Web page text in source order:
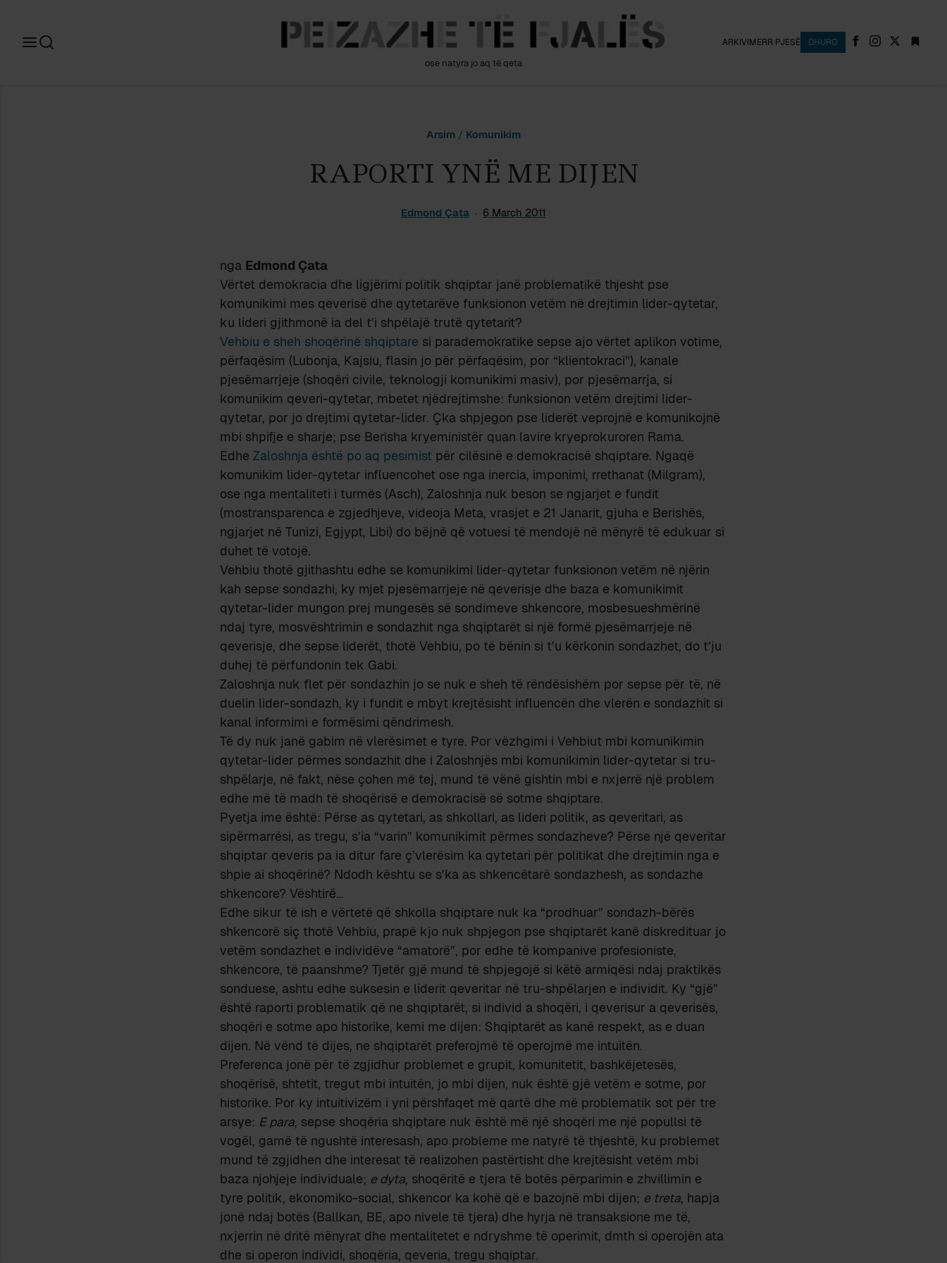
ose natyra jo aq të qeta
ARKIVIMERR PJESË DHURO
Arsim / Komunikim
RAPORTI YNË ME DIJEN
Edmond Çata 6 March 2011
nga Edmond Çata
Vërtet demokracia dhe ligjërimi politik shqiptar janë problematikë thjesht pse
komunikimi mes qeverisë dhe qytetarëve funksionon vetëm në drejtimin lider-qytetar,
ku lideri gjithmonë ia del t’i shpëlajë trutë qytetarit?
Vehbiu e sheh shoqërinë shqiptare si parademokratike sepse ajo vërtet aplikon votime,
përfaqësim (Lubonja, Kajsiu, flasin jo për përfaqësim, por “klientokraci”), kanale
pjesëmarrjeje (shoqëri civile, teknologji komunikimi masiv), por pjesëmarrja, si
komunikim qeveri-qytetar, mbetet njëdrejtimshe: funksionon vetëm drejtimi lider-
qytetar, por jo drejtimi qytetar-lider. Çka shpjegon pse liderët veprojnë e komunikojnë
mbi shpifje e sharje; pse Berisha kryeministër quan lavire kryeprokuroren Rama.
Edhe Zaloshnja është po aq pesimist për cilësinë e demokracisë shqiptare. Ngaqë
komunikim lider-qytetar influencohet ose nga inercia, imponimi, rrethanat (Milgram),
ose nga mentaliteti i turmës (Asch), Zaloshnja nuk beson se ngjarjet e fundit
(mostransparenca e zgjedhjeve, videoja Meta, vrasjet e 21 Janarit, gjuha e Berishës,
ngjarjet në Tunizi, Egjypt, Libi) do bëjnë që votuesi të mendojë në mënyrë të edukuar si
duhet të votojë.
Vehbiu thotë gjithashtu edhe se komunikimi lider-qytetar funksionon vetëm në njërin
kah sepse sondazhi, ky mjet pjesëmarrjeje në qeverisje dhe baza e komunikimit
qytetar-lider mungon prej mungesës së sondimeve shkencore, mosbesueshmërinë
ndaj tyre, mosvështrimin e sondazhit nga shqiptarët si një formë pjesëmarrjeje në
qeverisje, dhe sepse liderët, thotë Vehbiu, po të bënin si t’u kërkonin sondazhet, do t’ju
duhej të përfundonin tek Gabi.
Zaloshnja nuk flet për sondazhin jo se nuk e sheh të rëndësishëm por sepse për të, në
duelin lider-sondazh, ky i fundit e mbyt krejtësisht influencën dhe vlerën e sondazhit si
kanal informimi e formësimi qëndrimesh.
Të dy nuk janë gabim në vlerësimet e tyre. Por vëzhgimi i Vehbiut mbi komunikimin
qytetar-lider përmes sondazhit dhe i Zaloshnjës mbi komunikimin lider-qytetar si tru-
shpëlarje, në fakt, nëse çohen më tej, mund të vënë gishtin mbi e nxjerrë një problem
edhe më të madh të shoqërisë e demokracisë së sotme shqiptare.
Pyetja ime është: Përse as qytetari, as shkollari, as lideri politik, as qeveritari, as
sipërmarrësi, as tregu, s’ia “varin” komunikimit përmes sondazheve? Përse një qeveritar
shqiptar qeveris pa ia ditur fare ç’vlerësim ka qytetari për politikat dhe drejtimin nga e
shpie ai shoqërinë? Ndodh kështu se s’ka as shkencëtarë sondazhesh, as sondazhe
shkencore? Vështirë…
Edhe sikur të ish e vërtetë që shkolla shqiptare nuk ka “prodhuar” sondazh-bërës
shkencorë siç thotë Vehbiu, prapë kjo nuk shpjegon pse shqiptarët kanë diskredituar jo
vetëm sondazhet e individëve “amatorë”, por edhe të kompanive profesioniste,
shkencore, të paanshme? Tjetër gjë mund të shpjegojë si këtë armiqësi ndaj praktikës
sonduese, ashtu edhe suksesin e liderit qeveritar në tru-shpëlarjen e individit. Ky “gjë”
është raporti problematik që ne shqiptarët, si individ a shoqëri, i qeverisur a qeverisës,
shoqëri e sotme apo historike, kemi me dijen: Shqiptarët as kanë respekt, as e duan
dijen. Në vënd të dijes, ne shqiptarët preferojmë të operojmë me intuitën.
Preferenca jonë për të zgjidhur problemet e grupit, komunitetit, bashkëjetesës,
shoqërisë, shtetit, tregut mbi intuitën, jo mbi dijen, nuk është gjë vetëm e sotme, por
historike. Por ky intuitivizëm i yni përshfaqet më qartë dhe më problematik sot për tre
arsye: E para, sepse shoqëria shqiptare nuk është më një shoqëri me një popullsi të
vogël, gamë të ngushtë interesash, apo probleme me natyrë të thjeshtë, ku problemet
mund të zgjidhen dhe interesat të realizohen pastërtisht dhe krejtësisht vetëm mbi
baza njohjeje individuale; e dyta, shoqëritë e tjera të botës përparimin e zhvillimin e
tyre politik, ekonomiko-social, shkencor ka kohë që e bazojnë mbi dijen; e treta, hapja
jonë ndaj botës (Ballkan, BE, apo nivele të tjera) dhe hyrja në transaksione me të,
nxjerrin në dritë mënyrat dhe mentalitetet e ndryshme të operimit, dmth si operojën ata
dhe si operon individi, shoqëria, qeveria, tregu shqiptar.